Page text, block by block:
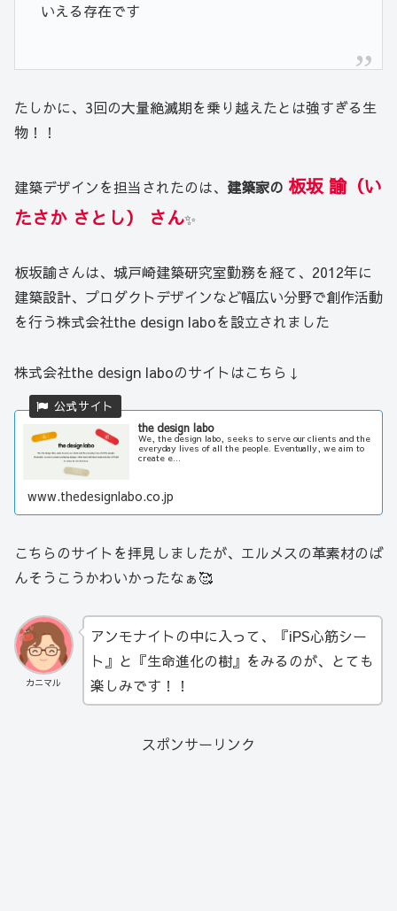
いえる存在です
たしかに、3回の大量絶滅期を乗り越えたとは強すぎる生
物！！
建築デザインを担当されたのは、 建築家の 板坂 諭（い
たさか さとし） さん✨
板坂諭さんは、城戸崎建築研究室勤務を経て、2012年に
建築設計、プロダクトデザインなど幅広い分野で創作活動
を行う株式会社the design laboを設立されました
株式会社the design laboのサイトはこちら↓
the design labo
We, the design labo, seeks to serve our clients and the
everyday lives of all the people. Eventually, we aim to
create e...
www.thedesignlabo.co.jp
こちらのサイトを拝見しましたが、エルメスの革素材のば
んそうこうかわいかったなぁ🥰
カニマル
アンモナイトの中に入って、『iPS心筋シー
ト』と『生命進化の樹』をみるのが、とても
楽しみです！！
スポンサーリンク